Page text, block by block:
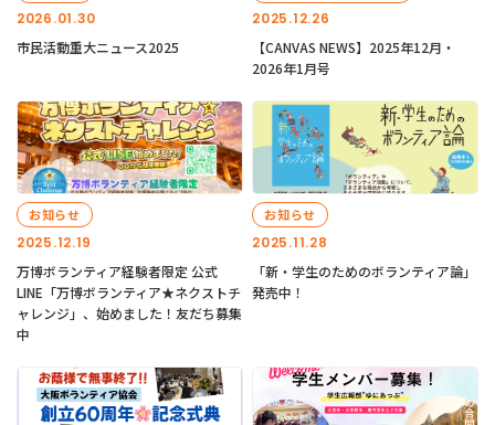
2026.01.30
市民活動重大ニュース2025
2025.12.26
【CANVAS NEWS】2025年12月・
2026年1月号
2025.12.19
お知らせ
万博ボランティア経験者限定 公式
LINE「万博ボランティア★ネクストチ
ャレンジ」、始めました！友だち募集
中
2025.11.28
お知らせ
「新・学生のためのボランティア論」
発売中！